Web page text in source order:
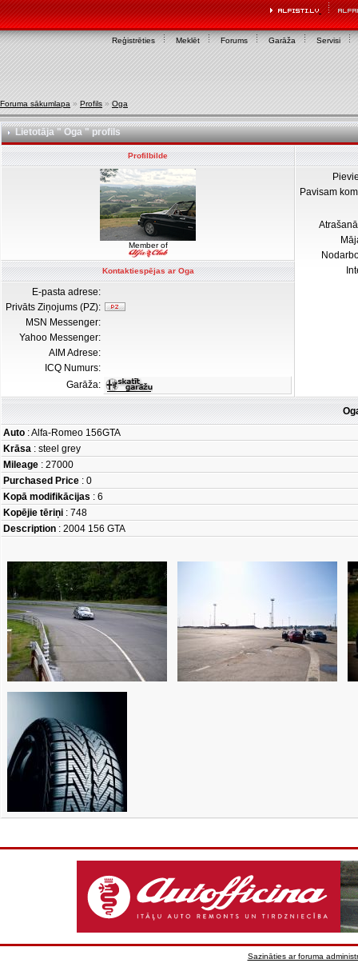
Reģistrēties Meklēt Forums Garāža Servisi
Foruma sākumlapa » Profils » Oga
Lietotāja " Oga " profils
Profilbilde
Member of
Pavisam
Kontaktiespējas ar Oga
E-pasta adrese:
Privāts Ziņojums (PZ):
MSN Messenger:
Yahoo Messenger:
AIM Adrese:
ICQ Numurs:
Garāža:
Auto : Alfa-Romeo 156GTA
Krāsa : steel grey
Mileage : 27000
Purchased Price : 0
Kopā modifikācijas : 6
Kopējie tēriņi : 748
Description : 2004 156 GTA
Sazināties ar foruma